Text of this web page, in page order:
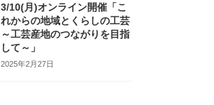
3/10(月)オンライン開催「こ
れからの地域とくらしの工芸
～工芸産地のつながりを目指
して～」
2025年2月27日